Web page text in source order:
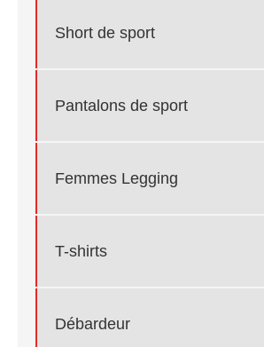
Short de sport
Pantalons de sport
Femmes Legging
T-shirts
Débardeur